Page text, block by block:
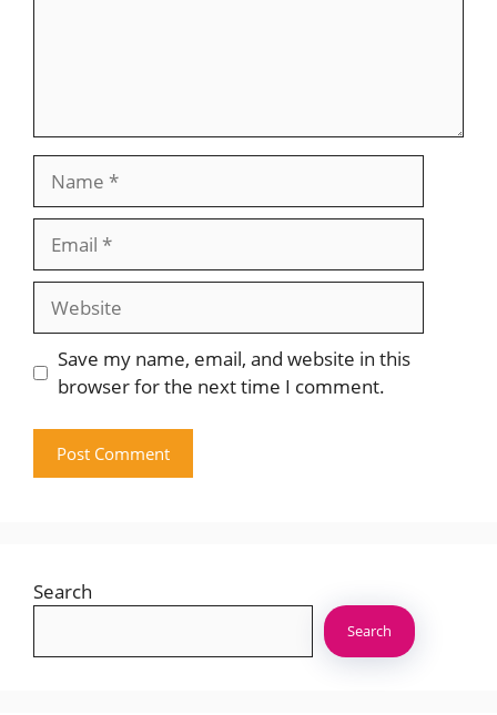
Website
Save my name, email, and website in this
browser for the next time I comment.
Search
Search